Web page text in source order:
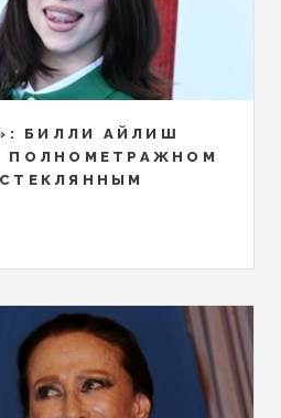
БИЛЛИ АЙЛИШ
ПОЛНОМЕТРАЖНОМ